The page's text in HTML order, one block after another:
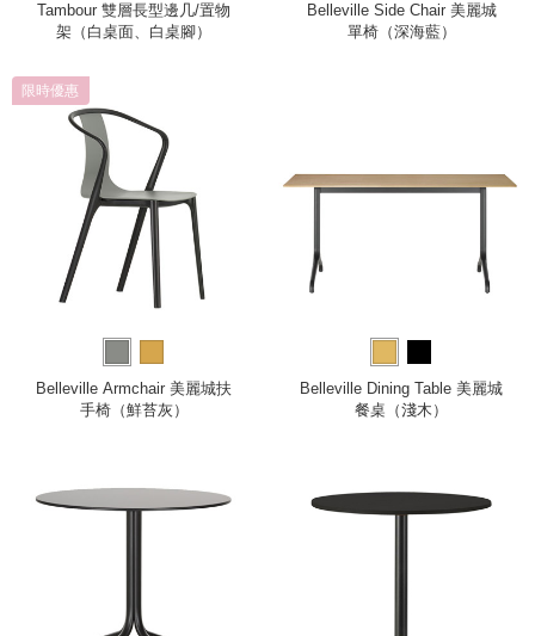
Tambour 雙層長型邊几/置物
架（白桌面、白桌腳）
Belleville Side Chair 美麗城
單椅（深海藍）
限時優惠
Belleville Armchair 美麗城扶
手椅（鮮苔灰）
Belleville Dining Table 美麗城
餐桌（淺木）